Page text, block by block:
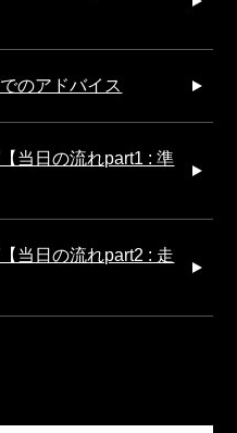
のアドバイス
当日の流れpart1 : 準
当日の流れpart2 : 走